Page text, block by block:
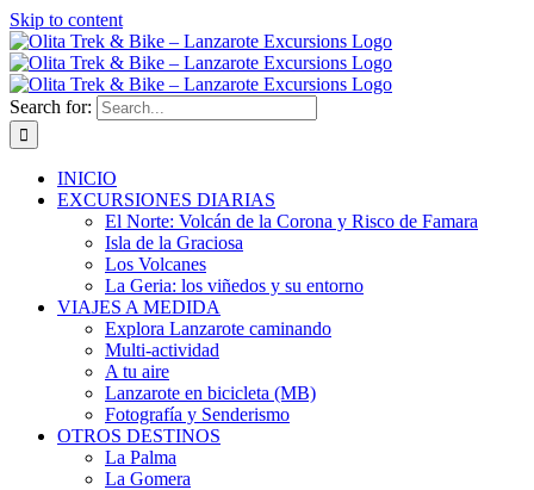
Skip to content
Search for:
INICIO
EXCURSIONES DIARIAS
El Norte: Volcán de la Corona y Risco de Famara
Isla de la Graciosa
Los Volcanes
La Geria: los viñedos y su entorno
VIAJES A MEDIDA
Explora Lanzarote caminando
Multi-actividad
A tu aire
Lanzarote en bicicleta (MB)
Fotografía y Senderismo
OTROS DESTINOS
La Palma
La Gomera